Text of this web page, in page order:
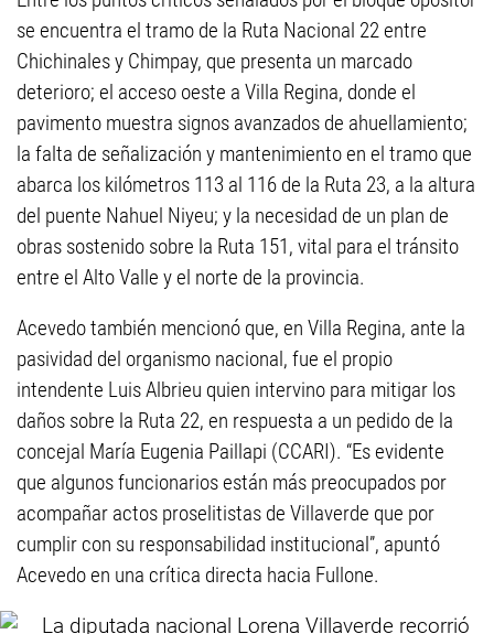
se encuentra el tramo de la Ruta Nacional 22 entre
Chichinales y Chimpay, que presenta un marcado
deterioro; el acceso oeste a Villa Regina, donde el
pavimento muestra signos avanzados de ahuellamiento;
la falta de señalización y mantenimiento en el tramo que
abarca los kilómetros 113 al 116 de la Ruta 23, a la altura
del puente Nahuel Niyeu; y la necesidad de un plan de
obras sostenido sobre la Ruta 151, vital para el tránsito
entre el Alto Valle y el norte de la provincia.
Acevedo también mencionó que, en Villa Regina, ante la
pasividad del organismo nacional, fue el propio
intendente Luis Albrieu quien intervino para mitigar los
daños sobre la Ruta 22, en respuesta a un pedido de la
concejal María Eugenia Paillapi (CCARI). “Es evidente
que algunos funcionarios están más preocupados por
acompañar actos proselitistas de Villaverde que por
cumplir con su responsabilidad institucional”, apuntó
Acevedo en una crítica directa hacia Fullone.